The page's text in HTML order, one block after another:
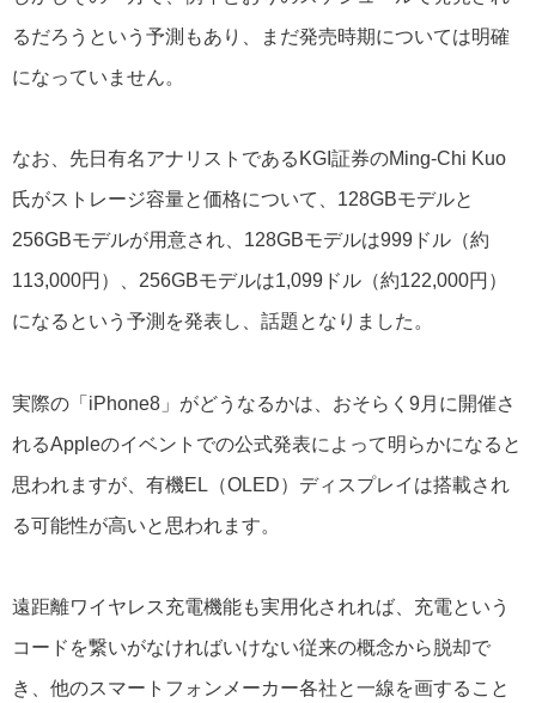
るだろうという予測もあり、まだ発売時期については明確
になっていません。
なお、先日有名アナリストであるKGI証券のMing-Chi Kuo
氏がストレージ容量と価格について、128GBモデルと
256GBモデルが用意され、128GBモデルは999ドル（約
113,000円）、256GBモデルは1,099ドル（約122,000円）
になるという予測を発表し、話題となりました。
実際の「iPhone8」がどうなるかは、おそらく9月に開催さ
れるAppleのイベントでの公式発表によって明らかになると
思われますが、有機EL（OLED）ディスプレイは搭載され
る可能性が高いと思われます。
遠距離ワイヤレス充電機能も実用化されれば、充電という
コードを繋いがなければいけない従来の概念から脱却で
き、他のスマートフォンメーカー各社と一線を画すること